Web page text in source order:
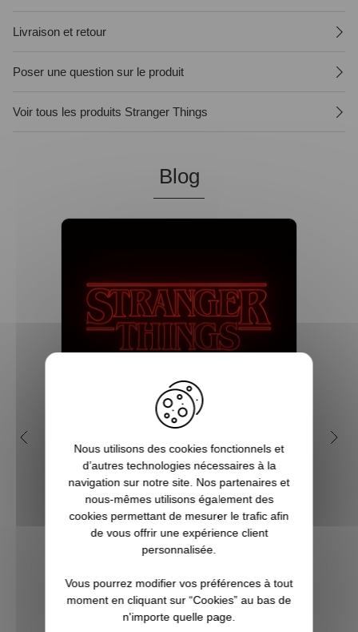
Livraison et retour
Poser une question sur le produit
Voir tous les produits Stranger Things
Blog
Qui sont les personnages
incontournables de la série
Stranger Things ?
Dans une atmosphère difficile à classer,
entre environnement surnaturel et
complotiste, la série Stranger Things est
de celles dont on se souvient longtemps
faire revivre dans notre vie quotidie...
Nous utilisons des cookies fonctionnels et
d’autres technologies nécessaires à la
navigation sur notre site. Nos partenaires et
nous-mêmes utilisons également des
cookies permettant de mesurer le trafic afin
de vous offrir une expérience client
personnalisée.
Vous pourrez modifier vos préférences à tout
moment en cliquant sur “Cookies” au bas de
n'importe quelle page.